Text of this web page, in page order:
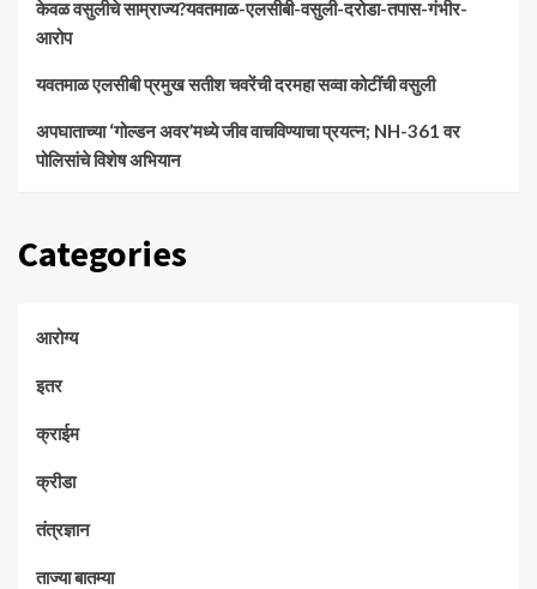
केवळ वसुलीचे साम्राज्य?यवतमाळ-एलसीबी-वसुली-दरोडा-तपास-गंभीर-
आरोप
यवतमाळ एलसीबी प्रमुख सतीश चवरेंची दरमहा सव्वा कोटींची वसुली
अपघाताच्या ‘गोल्डन अवर’मध्ये जीव वाचविण्याचा प्रयत्न; NH-361 वर
पोलिसांचे विशेष अभियान
Categories
आरोग्य
इतर
क्राईम
क्रीडा
तंत्रज्ञान
ताज्या बातम्या